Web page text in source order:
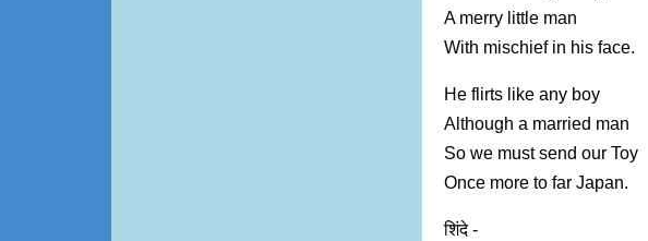
A merry little man
With mischief in his face.
He flirts like any boy
Although a married man
So we must send our Toy
Once more to far Japan.
शिंदे -